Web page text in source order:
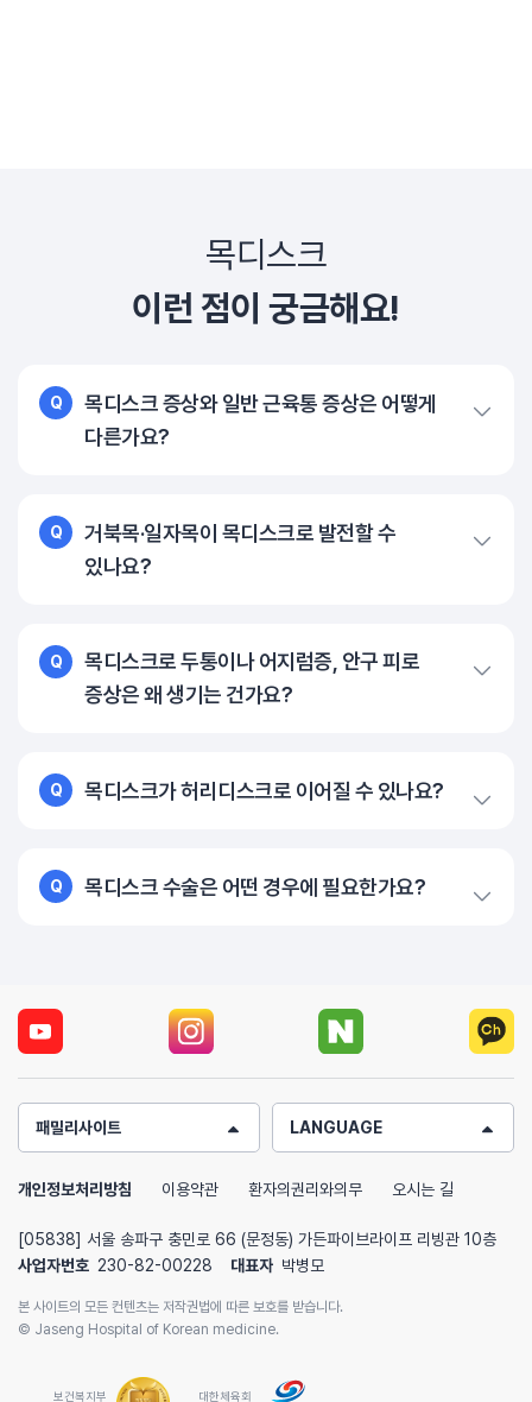
목디스크
이런 점이 궁금해요!
Q
목디스크 증상와 일반 근육통 증상은 어떻게
다른가요?
Q
거북목·일자목이 목디스크로 발전할 수
있나요?
Q
목디스크로 두통이나 어지럼증, 안구 피로
증상은 왜 생기는 건가요?
Q 목디스크가 허리디스크로 이어질 수 있나요?
Q 목디스크 수술은 어떤 경우에 필요한가요?
패밀리사이트 LANGUAGE
개인정보처리방침 이용약관 환자의권리와의무 오시는 길
[05838] 서울 송파구 충민로 66 (문정동) 가든파이브라이프 리빙관 10층
사업자번호 230-82-00228 대표자 박병모
본 사이트의 모든 컨텐츠는 저작권법에 따른 보호를 받습니다.
© Jaseng Hospital of Korean medicine.
보건복지부 대한체육회